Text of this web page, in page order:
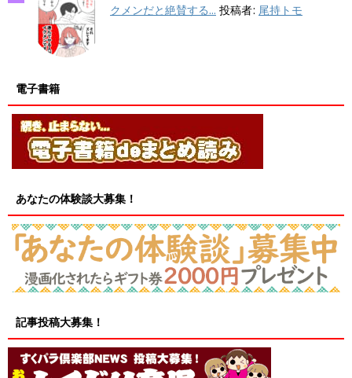
クメンだと絶賛する... 投稿者: 尾持トモ
電子書籍
あなたの体験談大募集！
記事投稿大募集！